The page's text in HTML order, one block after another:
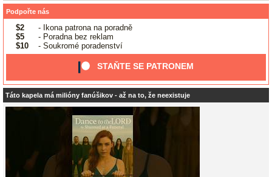
Podpořte nás
$2
- Ikona patrona na poradně
$5
- Poradna bez reklam
$10
- Soukromé poradenství
STAŇTE SE PATRONEM
Táto kapela má milióny fanúšikov - až na to, že neexistuje